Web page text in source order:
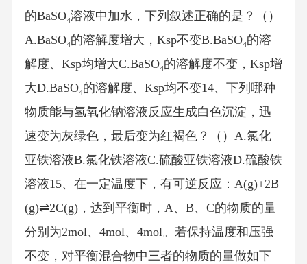
的BaSO₄溶液中加水，下列叙述正确的是？（）
A.BaSO₄的溶解度增大，Ksp不变B.BaSO₄的溶
解度、Ksp均增大C.BaSO₄的溶解度不变，Ksp增
大D.BaSO₄的溶解度、Ksp均不变14、下列哪种
物质能与氢氧化钠溶液反应生成白色沉淀，迅
速变为灰绿色，最后变为红褐色？（）A.氯化
亚铁溶液B.氯化铁溶液C.硫酸亚铁溶液D.硫酸铁
溶液15、在一定温度下，有可逆反应：A(g)+2B
(g)⇌2C(g)，达到平衡时，A、B、C的物质的量
分别为2mol、4mol、4mol。若保持温度和压强
不变，对平衡混合物中三者的物质的量做如下